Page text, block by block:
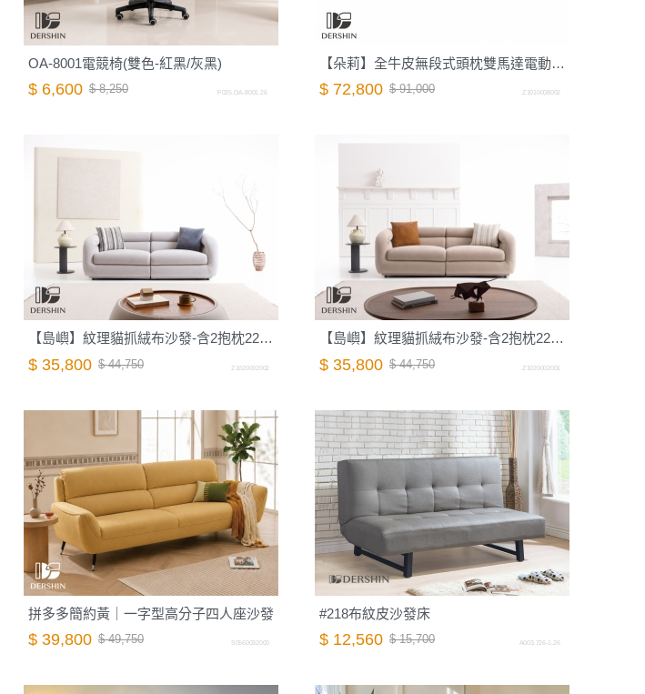
OA-8001電競椅(雙色-紅黑/灰黑)
$ 6,600 $ 8,250 F025.OA-8001.26
【朵莉】全牛皮無段式頭枕雙馬達電動沙發-198cm-摩卡棕｜德新家具
$ 72,800 $ 91,000 Z1010008002
【島嶼】紋理貓抓絨布沙發-含2抱枕220cm-岩石灰｜德新家具
$ 35,800 $ 44,750 Z1020002002
【島嶼】紋理貓抓絨布沙發-含2抱枕220cm-蜜茶棕｜德新家具
$ 35,800 $ 44,750 Z1020002001
拼多多簡約黃｜一字型高分子四人座沙發
$ 39,800 $ 49,750 S0560032000
#218布紋皮沙發床
$ 12,560 $ 15,700 A003.726-1.26